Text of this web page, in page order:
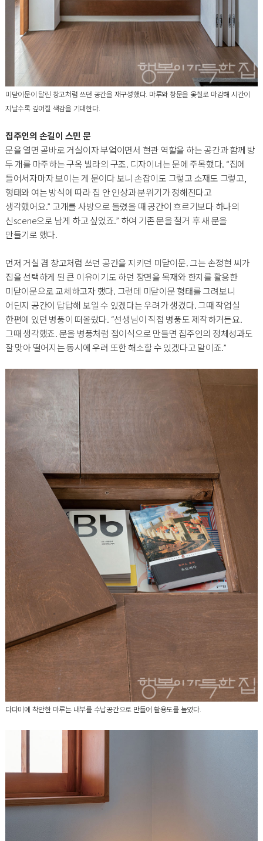
미닫이문이 달린 창고처럼 쓰던 공간을 재구성했다. 마루와 창문을 옻칠로 마감해 시간이
지날수록 깊어질 색감을 기대한다.
집주인의 손길이 스민 문
문을 열면 곧바로 거실이자 부엌이면서 현관 역할을 하는 공간과 함께 방
두 개를 마주하는 구옥 빌라의 구조. 디자이너는 문에 주목했다. “집에
들어서자마자 보이는 게 문이다 보니 손잡이도 그렇고 소재도 그렇고,
형태와 여는 방식에 따라 집 안 인상과 분위기가 정해진다고
생각했어요.” 고개를 사방으로 돌렸을 때 공간이 흐르기보다 하나의
신scene으로 남게 하고 싶었죠.” 하여 기존 문을 철거 후 새 문을
만들기로 했다.
먼저 거실 겸 창고처럼 쓰던 공간을 지키던 미닫이문. 그는 손정현 씨가
집을 선택하게 된 큰 이유이기도 하던 장면을 목재와 한지를 활용한
미닫이문으로 교체하고자 했다. 그런데 미닫이문 형태를 그려보니
어딘지 공간이 답답해 보일 수 있겠다는 우려가 생겼다. 그때 작업실
한편에 있던 병풍이 떠올랐다. “선생님이 직접 병풍도 제작하거든요.
그때 생각했죠. 문을 병풍처럼 접이식으로 만들면 집주인의 정체성과도
잘 맞아 떨어지는 동시에 우려 또한 해소할 수 있겠다고 말이죠.”
다다미에 착안한 마루는 내부를 수납공간으로 만들어 활용도를 높였다.